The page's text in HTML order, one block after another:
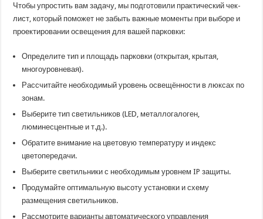
Чтобы упростить вам задачу, мы подготовили практический чек-
лист, который поможет не забыть важные моменты при выборе и
проектировании освещения для вашей парковки:
Определите тип и площадь парковки (открытая, крытая,
многоуровневая).
Рассчитайте необходимый уровень освещённости в люксах по
зонам.
Выберите тип светильников (LED, металлогалоген,
люминесцентные и т.д.).
Обратите внимание на цветовую температуру и индекс
цветопередачи.
Выберите светильники с необходимым уровнем IP защиты.
Продумайте оптимальную высоту установки и схему
размещения светильников.
Рассмотрите варианты автоматического управления